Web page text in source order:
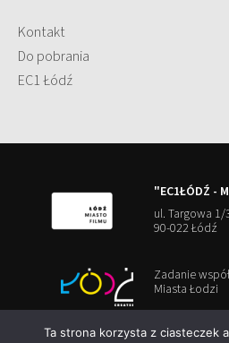
Kontakt
Do pobrania
EC1 Łódź
"EC1ŁÓDŹ -
ul. Targowa 1/
90-022 Łódź
Zadanie
Miasta Łodzi
Ta strona korzysta z ciasteczek